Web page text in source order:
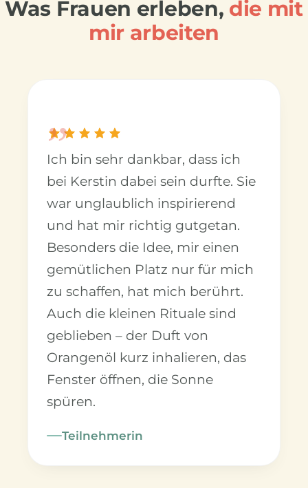
Was Frauen erleben, die mit
mir arbeiten
„
Ich bin sehr dankbar, dass ich
bei Kerstin dabei sein durfte. Sie
war unglaublich inspirierend
und hat mir richtig gutgetan.
Besonders die Idee, mir einen
gemütlichen Platz nur für mich
zu schaffen, hat mich berührt.
Auch die kleinen Rituale sind
geblieben – der Duft von
Orangenöl kurz inhalieren, das
Fenster öffnen, die Sonne
spüren.
Teilnehmerin